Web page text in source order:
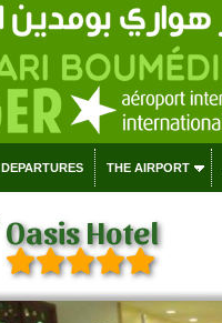
DEPARTURES THE AIRPORT
Oasis Hotel